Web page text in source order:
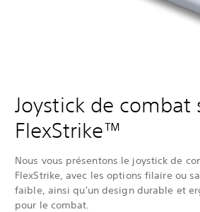
Joystick de combat
FlexStrike™
Nous vous présentons le joystick de
FlexStrike, avec les options filaire ou
faible, ainsi qu'un design durable et
pour le combat.